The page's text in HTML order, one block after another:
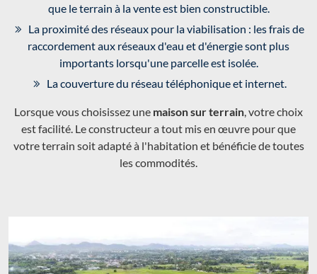
que le terrain à la vente est bien constructible.
La proximité des réseaux pour la viabilisation : les frais de
raccordement aux réseaux d'eau et d'énergie sont plus
importants lorsqu'une parcelle est isolée.
La couverture du réseau téléphonique et internet.
Lorsque vous choisissez une maison sur terrain , votre choix
est facilité. Le constructeur a tout mis en œuvre pour que
votre terrain soit adapté à l'habitation et bénéficie de toutes
les commodités.